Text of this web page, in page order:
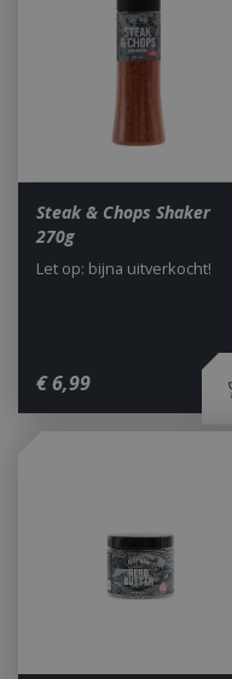
Steak & Chops Shaker
270g
€6,99
Let op: bijna uitverkocht!